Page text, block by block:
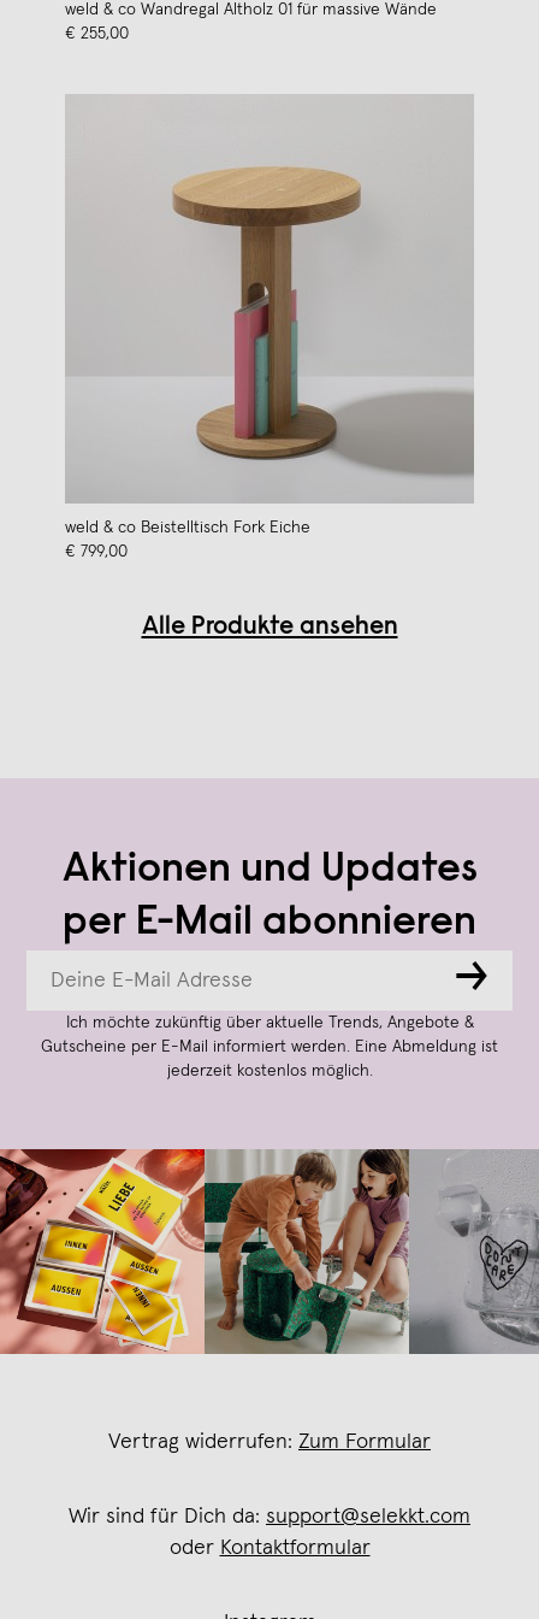
weld & co Wandregal Altholz 01 für massive Wände
€ 255,00
weld & co Beistelltisch Fork Eiche
€ 799,00
Alle Produkte ansehen
Aktionen und Updates
per E-Mail abonnieren
→
Ich möchte zukünftig über aktuelle Trends, Angebote &
Gutscheine per E-Mail informiert werden. Eine Abmeldung ist
jederzeit kostenlos möglich.
Vertrag widerrufen: Zum Formular
Wir sind für Dich da: support@selekkt.com
oder Kontaktformular